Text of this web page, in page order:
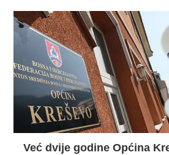
Već dvije godine Općina